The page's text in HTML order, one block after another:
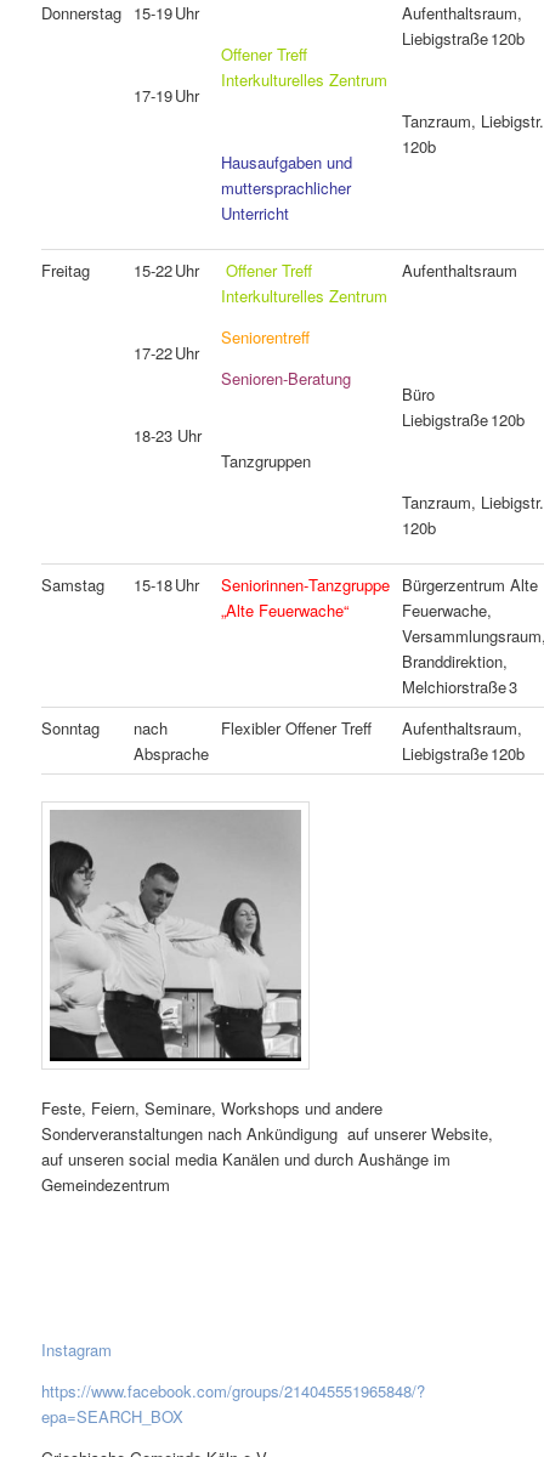
Donnerstag 15‑19 Uhr
17‑19 Uhr
Offener Treff
Interkulturelles Zentrum
Hausaufgaben und
muttersprachlicher
Unterricht
Aufenthaltsraum,
Liebigstraße 120b
Tanzraum, Liebigstr.
120b
Freitag 15‑22 Uhr
17‑22 Uhr
18‑23 Uhr
Offener Treff
Interkulturelles Zentrum
Seniorentreff
Senioren‑Beratung
Tanzgruppen
Aufenthaltsraum
Büro
Liebigstraße 120b
Tanzraum, Liebigstr.
120b
Samstag 15‑18 Uhr
Seniorinnen‑Tanzgruppe
„Alte Feuerwache“
Bürgerzentrum Alte
Feuerwache,
Branddirektion,
Melchiorstraße 3
Sonntag
nach
Absprache
Flexibler Offener Treff
Aufenthaltsraum,
Liebigstraße 120b
Feste, Feiern, Seminare, Workshops und andere
Sonderveranstaltungen nach Ankündigung auf unserer Website,
auf unseren social media Kanälen und durch Aushänge im
Gemeindezentrum
Instagram
https://www.facebook.com/groups/214045551965848/?
epa=SEARCH_BOX